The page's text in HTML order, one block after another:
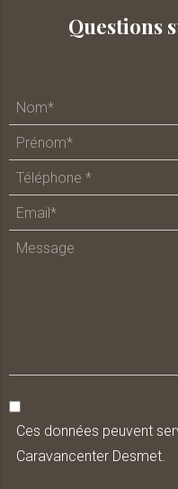
Questions
Ces données peuvent
Caravancenter Desmet.